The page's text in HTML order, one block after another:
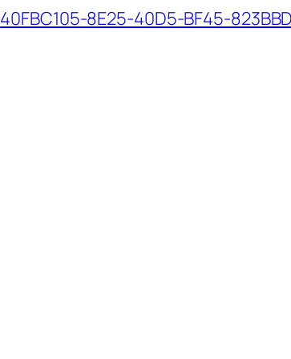
40FBC105-8E25-40D5-BF45-